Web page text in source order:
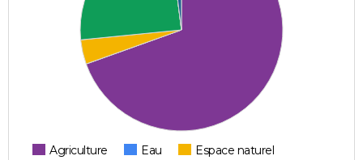
Agriculture Eau
Espace naturel